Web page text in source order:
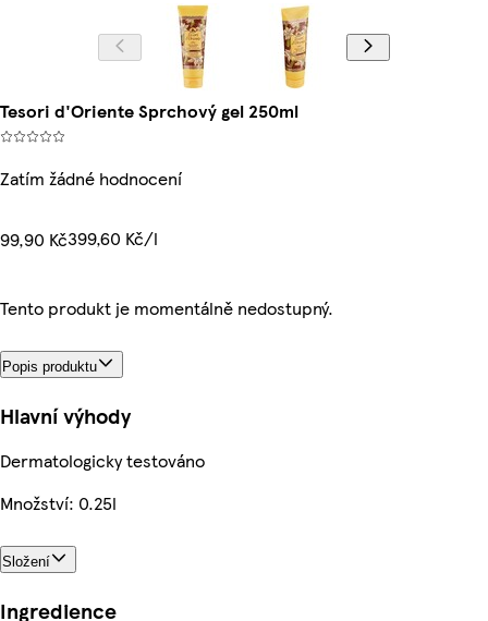
Tesori d'Oriente Sprchový gel 250ml
Zatím žádné hodnocení
99,90 Kč399,60 Kč/l
Tento produkt je momentálně nedostupný.
Popis produktu
Hlavní výhody
Dermatologicky testováno
Množství: 0.25l
Složení
Ingredience